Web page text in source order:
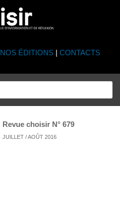
NOS ÉDITIONS| CONTACTS
Revue choisir N° 679
JUILLET / AOÛT 2016